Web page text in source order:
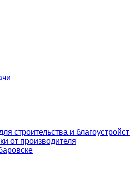
строительства и
от производителя